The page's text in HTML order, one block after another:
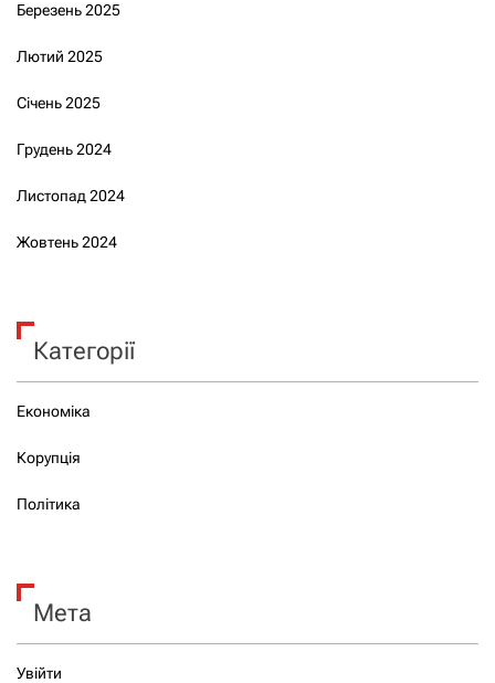
Березень 2025
Лютий 2025
Січень 2025
Грудень 2024
Листопад 2024
Жовтень 2024
Категорії
Економіка
Корупція
Політика
Мета
Увійти